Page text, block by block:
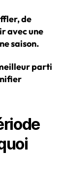
de
avec une
saison.
parti